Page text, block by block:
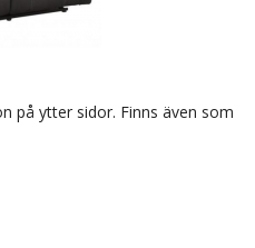
på ytter sidor. Finns även som